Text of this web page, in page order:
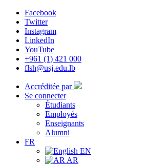
Facebook
Twitter
Instagram
LinkedIn
YouTube
+961 (1) 421 000
flsh@usj.edu.lb
Accréditée par
Se connecter
Étudiants
Employés
Enseignants
Alumni
FR
EN
AR